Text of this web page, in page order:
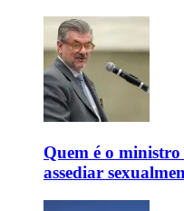
Quem é o
assediar